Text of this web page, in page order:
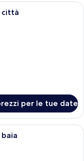
urbano con numerosi
città
per le tue date
d'albergo con due letti,